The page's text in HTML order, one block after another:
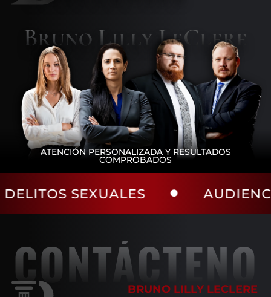
Bruno Lilly LeClere
ATENCIÓN PERSONALIZADA Y RESULTADOS
COMPROBADOS
AUDIENCIAS DE
BRUNO LILLY LECLERE